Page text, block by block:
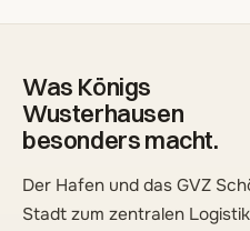
Was Königs
Wusterhausen
besonders macht.
Der Hafen und das GVZ
Stadt zum zentralen